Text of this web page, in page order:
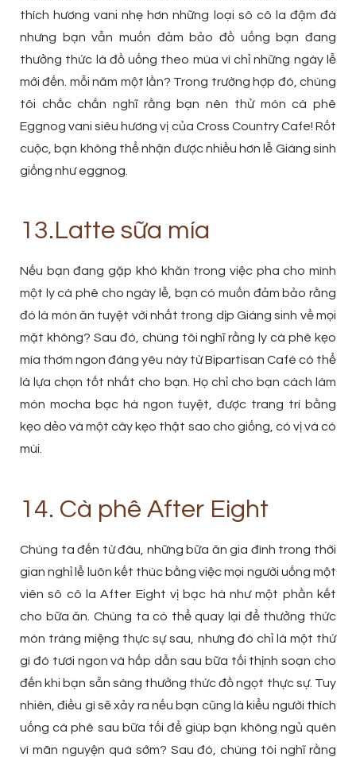
thích hương vani nhẹ hơn những loại sô cô la đậm đà
nhưng bạn vẫn muốn đảm bảo đồ uống bạn đang
thưởng thức là đồ uống theo mùa vì chỉ những ngày lễ
mới đến. mỗi năm một lần? Trong trường hợp đó, chúng
tôi chắc chắn nghĩ rằng bạn nên thử món cà phê
Eggnog vani siêu hương vị của Cross Country Cafe! Rốt
cuộc, bạn không thể nhận được nhiều hơn lễ Giáng sinh
giống như eggnog.
13.Latte sữa mía
Nếu bạn đang gặp khó khăn trong việc pha cho mình
một ly cà phê cho ngày lễ, bạn có muốn đảm bảo rằng
đó là món ăn tuyệt vời nhất trong dịp Giáng sinh về mọi
mặt không? Sau đó, chúng tôi nghĩ rằng ly cà phê kẹo
mía thơm ngon đáng yêu này từ Bipartisan Café có thể
là lựa chọn tốt nhất cho bạn. Họ chỉ cho bạn cách làm
món mocha bạc hà ngon tuyệt, được trang trí bằng
kẹo dẻo và một cây kẹo thật sao cho giống, có vị và có
mùi.
14. Cà phê After Eight
Chúng ta đến từ đâu, những bữa ăn gia đình trong thời
gian nghỉ lễ luôn kết thúc bằng việc mọi người uống một
viên sô cô la After Eight vị bạc hà như một phần kết
cho bữa ăn. Chúng ta có thể quay lại để thưởng thức
món tráng miệng thực sự sau, nhưng đó chỉ là một thứ
gì đó tươi ngon và hấp dẫn sau bữa tối thịnh soạn cho
đến khi bạn sẵn sàng thưởng thức đồ ngọt thực sự. Tuy
nhiên, điều gì sẽ xảy ra nếu bạn cũng là kiểu người thích
uống cà phê sau bữa tối để giúp bạn không ngủ quên
vì mãn nguyện quá sớm? Sau đó, chúng tôi nghĩ rằng